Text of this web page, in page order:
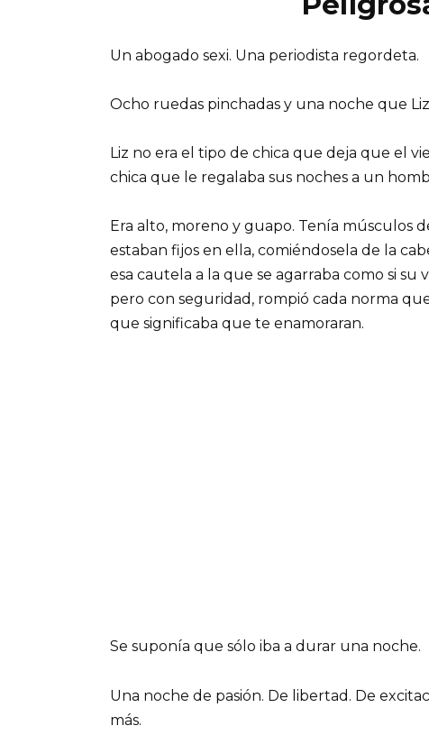
Un abogado sexi. Una periodista regordeta.
Ocho ruedas pinchadas y una noche que
Liz no era el tipo de chica que deja que el
chica que le regalaba sus noches a un
Era alto, moreno y guapo. Tenía músculos
estaban fijos en ella, comiéndosela de la
esa cautela a la que se agarraba como si
pero con seguridad, rompió cada norma
que significaba que te enamoraran.
Se suponía que sólo iba a durar una noche.
Una noche de pasión. De libertad. De
más.